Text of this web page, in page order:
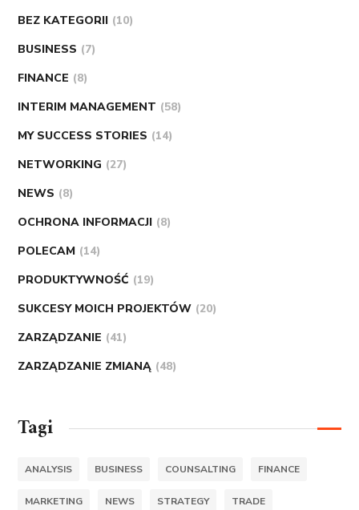
BEZ KATEGORII (10)
BUSINESS (7)
FINANCE (8)
INTERIM MANAGEMENT (58)
MY SUCCESS STORIES (14)
NETWORKING (27)
NEWS (8)
OCHRONA INFORMACJI (8)
POLECAM (14)
PRODUKTYWNOŚĆ (19)
SUKCESY MOICH PROJEKTÓW (20)
ZARZĄDZANIE (41)
ZARZĄDZANIE ZMIANĄ (48)
Tagi
ANALYSIS BUSINESS COUNSALTING FINANCE
MARKETING NEWS STRATEGY TRADE